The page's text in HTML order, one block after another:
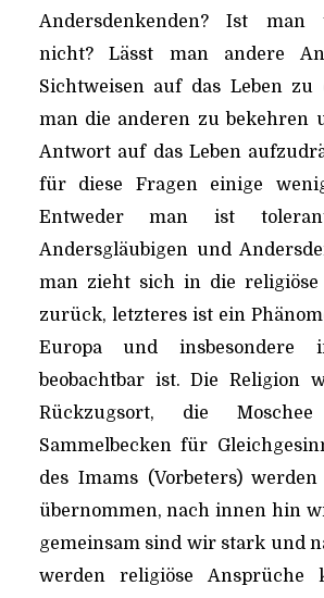
Andersdenkenden? Ist man
nicht? Lässt man andere
Sichtweisen auf das Leben zu
man die anderen zu bekehren
Antwort auf das Leben
für diese Fragen einige
Entweder man ist
Andersgläubigen und
man zieht sich in die religiöse
zurück, letzteres ist ein
Europa und insbesondere
beobachtbar ist. Die Religion
Rückzugsort, die
Sammelbecken für
des Imams (Vorbeters)
übernommen, nach innen hin
gemeinsam sind wir stark und
werden religiöse Ansprüche